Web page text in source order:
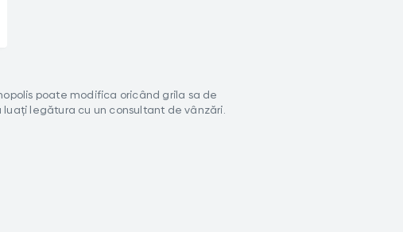
poate modifica oricând grila sa de
legătura cu un consultant de vânzări.